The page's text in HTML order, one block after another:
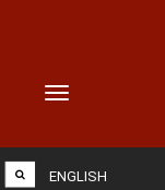
Toggle
ENGLISH